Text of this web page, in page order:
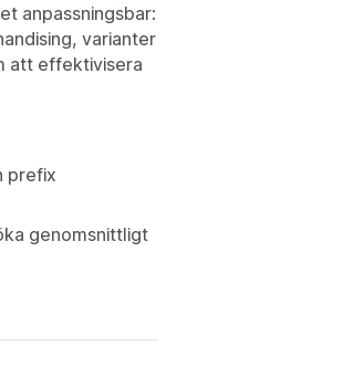
anpassningsbar:
varianter
att effektivisera
prefix
genomsnittligt